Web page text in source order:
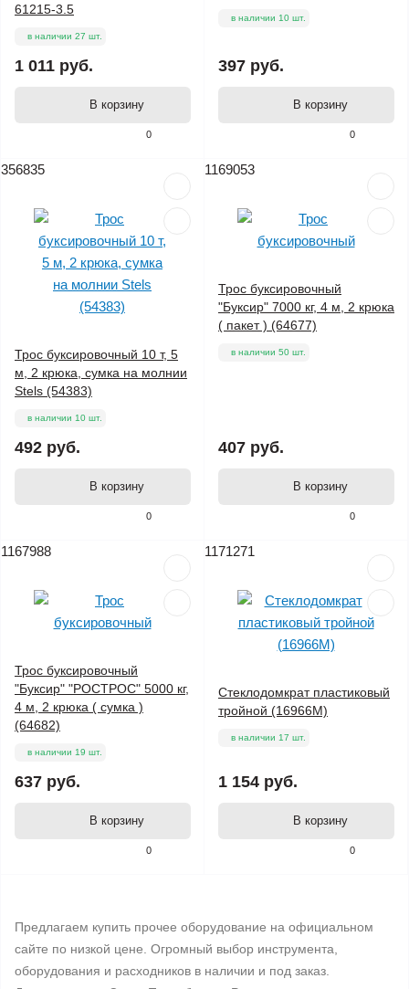
0
61215-3.5
в наличии 27 шт.
1 011 руб.
В корзину
0
в наличии 10 шт.
397 руб.
В корзину
356835
0
Трос буксировочный 10 т, 5
м, 2 крюка, сумка на молнии
Stels (54383)
в наличии 10 шт.
492 руб.
В корзину
1169053
0
Трос буксировочный
"Буксир" 7000 кг, 4 м, 2 крюка
( пакет ) (64677)
в наличии 50 шт.
407 руб.
В корзину
1167988
0
Трос буксировочный
"Буксир" "РОСТРОС" 5000 кг,
4 м, 2 крюка ( сумка )
(64682)
в наличии 19 шт.
637 руб.
В корзину
1171271
0
Стеклодомкрат пластиковый
тройной (16966М)
в наличии 17 шт.
1 154 руб.
В корзину
Предлагаем купить прочее оборудование на официальном
сайте по низкой цене. Огромный выбор инструмента,
оборудования и расходников в наличии и под заказ.